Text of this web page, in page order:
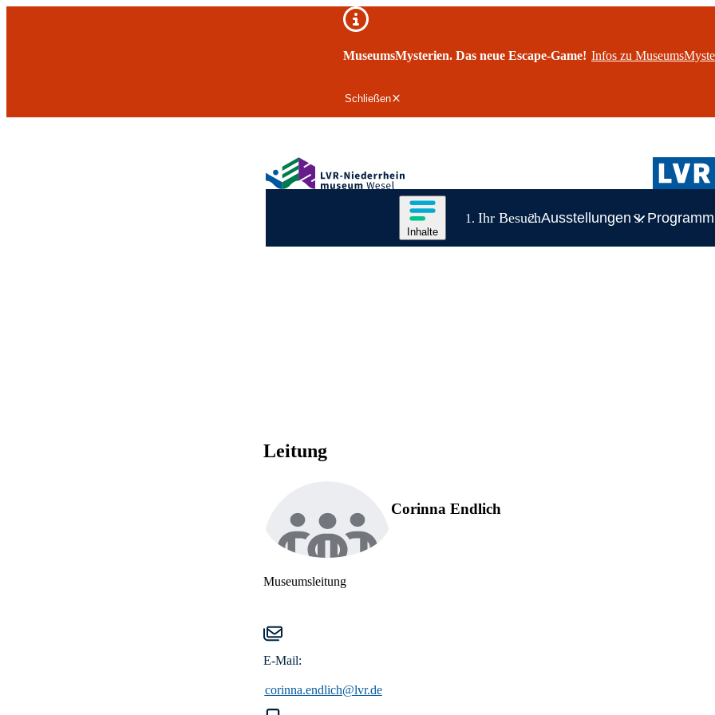
MuseumsMysterien. Das neue Escape-Game! Infos zu
Schließen
Logo des Niederrheinmuseum Wesel
LVR
Inhalte des Menüs anzeigen
Inhalte
Ihr BesuchAusstellungen Programm
Leitung
Corinna Endlich
Museumsleitung
E-Mail:
corinna.endlich@lvr.de